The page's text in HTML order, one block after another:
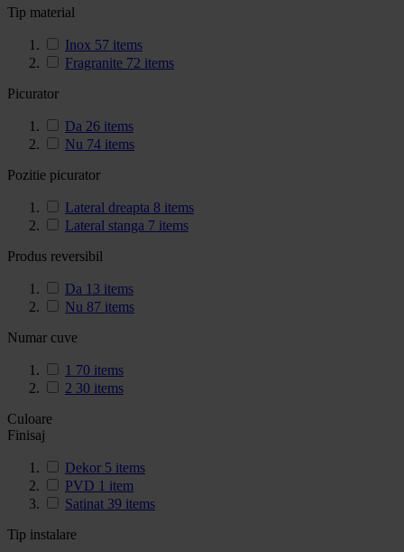
Tip material
Inox 57 items
Fragranite 72 items
Picurator
Da 26 items
Nu 74 items
Pozitie picurator
Lateral dreapta 8 items
Lateral stanga 7 items
Produs reversibil
Da 13 items
Nu 87 items
Numar cuve
1 70 items
2 30 items
Culoare
Finisaj
Dekor 5 items
PVD 1 item
Satinat 39 items
Tip instalare